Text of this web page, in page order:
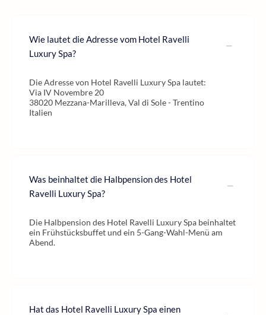
Wie lautet die Adresse vom Hotel Ravelli
Luxury Spa?
Die Adresse von Hotel Ravelli Luxury Spa lautet:
Via IV Novembre 20
38020 Mezzana-Marilleva, Val di Sole - Trentino
Italien
Was beinhaltet die Halbpension des Hotel
Ravelli Luxury Spa?
Die Halbpension des Hotel Ravelli Luxury Spa beinhaltet
ein Frühstücksbuffet und ein 5-Gang-Wahl-Menü am
Abend.
Hat das Hotel Ravelli Luxury Spa einen